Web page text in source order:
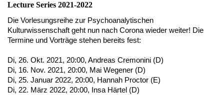
Lecture Series 2021-2022
Die Vorlesungsreihe zur Psychoanalytischen
Kulturwissenschaft geht nun nach Corona wieder weiter! Die
Termine und Vorträge stehen bereits fest:
Di, 26. Okt. 2021, 20:00, Andreas Cremonini (D)
Di, 16. Nov. 2021, 20:00, Mai Wegener (D)
Di, 25. Januar 2022, 20:00, Hannah Proctor (E)
Di, 22. März 2022, 20:00, Insa Härtel (D)